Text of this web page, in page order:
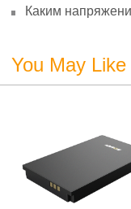
Каким
You May Like